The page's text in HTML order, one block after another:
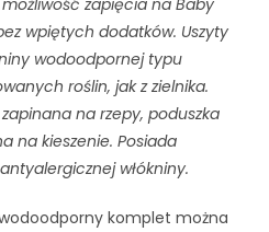
wpiętych dodatków. Uszyty
wodoodpornej typu
roślin, jak z zielnika.
na rzepy, poduszka
na kieszenie. Posiada
włókniny.
komplet można